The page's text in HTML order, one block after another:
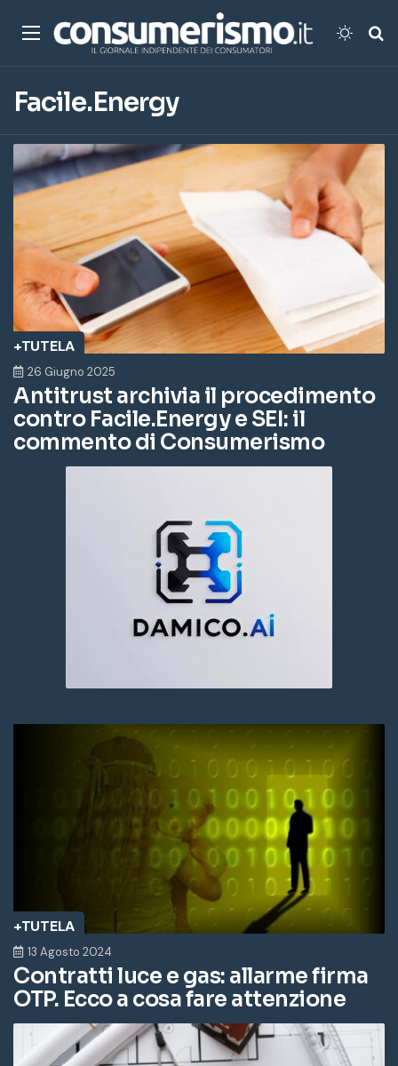
Menu
Facile.Energy
+TUTELA
26 Giugno 2025
Antitrust archivia il procedimento
contro Facile.Energy e SEI: il
commento di Consumerismo
+TUTELA
13 Agosto 2024
Contratti luce e gas: allarme firma
OTP. Ecco a cosa fare attenzione